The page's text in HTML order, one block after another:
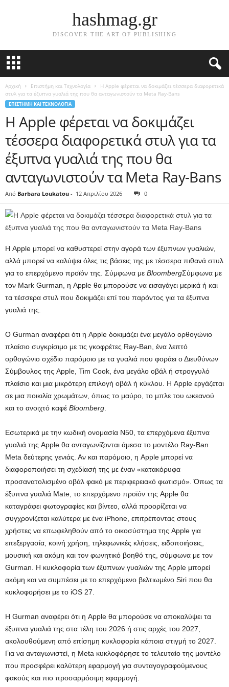
hashmag.gr
DISCOVER THE ART OF PUBLISHING
Αρχική Επιστήμη και Τεχνολογία
Η Apple φέρεται να δοκιμάζει τέσσερα διαφορετικά
στυλ για τα έξυπνα γυαλιά της που θα ανταγωνιστούν τα Meta Ray-Bans
ΕΠΙΣΤΉΜΗ ΚΑΙ ΤΕΧΝΟΛΟΓΊΑ
Η Apple φέρεται να δοκιμάζει
τέσσερα διαφορετικά στυλ για τα
έξυπνα γυαλιά της που θα
ανταγωνιστούν τα Meta Ray-Bans
Από Barbara Loukatou - 12 Απριλίου 2026 0
Η Apple μπορεί να καθυστερεί στην αγορά των έξυπνων γυαλιών,
αλλά μπορεί να καλύψει όλες τις βάσεις της με τέσσερα πιθανά στυλ
για το επερχόμενο προϊόν της. Σύμφωνα με BloombergΣύμφωνα με
τον Mark Gurman, η Apple θα μπορούσε να εισαγάγει μερικά ή και
τα τέσσερα στυλ που δοκιμάζει επί του παρόντος για τα έξυπνα
γυαλιά της.
Ο Gurman αναφέρει ότι η Apple δοκιμάζει ένα μεγάλο ορθογώνιο
πλαίσιο συγκρίσιμο με τις γκοφρέτες Ray-Ban, ένα λεπτό
ορθογώνιο σχέδιο παρόμοιο με τα γυαλιά που φοράει ο Διευθύνων
Σύμβουλος της Apple, Tim Cook, ένα μεγάλο οβάλ ή στρογγυλό
πλαίσιο και μια μικρότερη επιλογή οβάλ ή κύκλου. Η Apple εργάζεται
σε μια ποικιλία χρωμάτων, όπως το μαύρο, το μπλε του ωκεανού
και το ανοιχτό καφέ Bloomberg
Εσωτερικά με την κωδική ονομασία N50, τα επερχόμενα έξυπνα
γυαλιά της Apple θα ανταγωνίζονται άμεσα το μοντέλο Ray-Ban
Meta δεύτερης γενιάς. Αν και παρόμοιο, η Apple μπορεί να
διαφοροποιήσει τη σχεδίασή της με έναν «κατακόρυφα
προσανατολισμένο οβάλ φακό με περιφερειακό φωτισμό». Όπως τα
έξυπνα γυαλιά Mate, το επερχόμενο προϊόν της Apple θα
καταγράφει φωτογραφίες και βίντεο, αλλά προορίζεται να
συγχρονίζεται καλύτερα με ένα iPhone, επιτρέποντας στους
χρήστες να επωφεληθούν από το οικοσύστημα της Apple για
επεξεργασία, κοινή χρήση, τηλεφωνικές κλήσεις, ειδοποιήσεις,
μουσική και ακόμη και τον φωνητικό βοηθό της, σύμφωνα με τον
Gurman. Η κυκλοφορία των έξυπνων γυαλιών της Apple μπορεί
ακόμη και να συμπέσει με το επερχόμενο βελτιωμένο Siri που θα
κυκλοφορήσει με το iOS 27.
Η Gurman αναφέρει ότι η Apple θα μπορούσε να αποκαλύψει τα
έξυπνα γυαλιά της στα τέλη του 2026 ή στις αρχές του 2027,
ακολουθούμενη από επίσημη κυκλοφορία κάποια στιγμή το 2027.
Για να ανταγωνιστεί, η Meta κυκλοφόρησε το τελευταίο της μοντέλο
που προσφέρει καλύτερη εφαρμογή για συνταγογραφούμενους
φακούς και πιο προσαρμόσιμη εφαρμογή.